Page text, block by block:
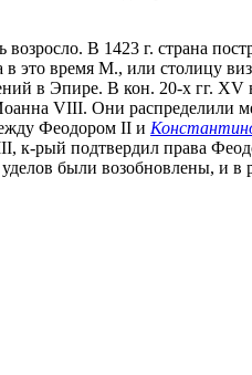
В 1423 г. страна
в это время М., или столицу
в Эпире. В кон. 20-х гг.
VIII. Они распределили
Феодором II и
к-рый подтвердил права
были возобновлены, и